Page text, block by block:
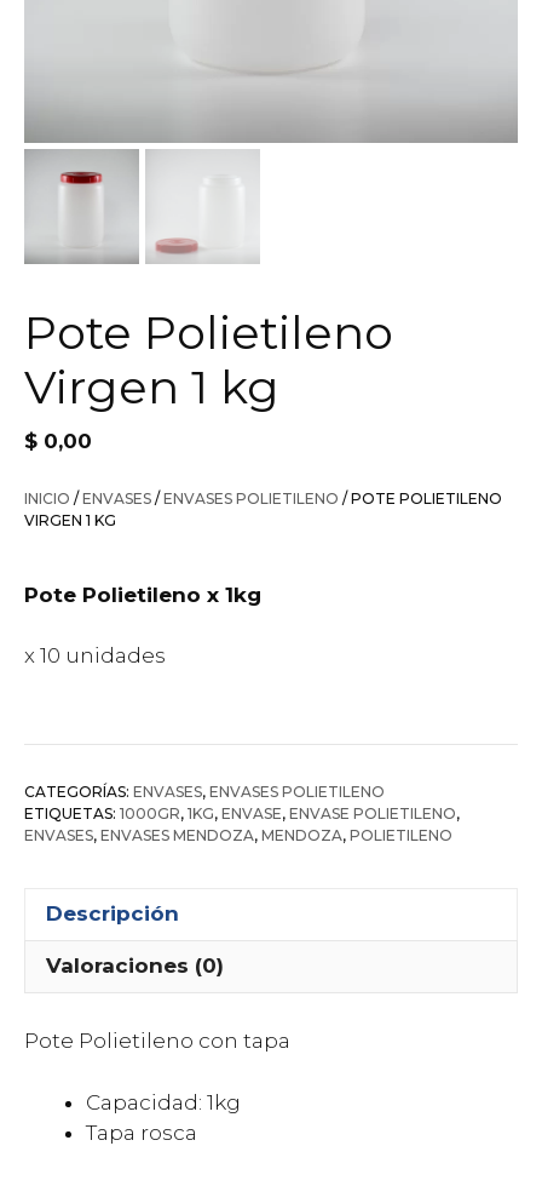
Pote Polietileno
Virgen 1 kg
$ 0,00
INICIO /ENVASES /ENVASES POLIETILENO / POTE POLIETILENO
VIRGEN 1 KG
Pote Polietileno x 1kg
x 10 unidades
CATEGORÍAS: ENVASES, ENVASES POLIETILENO
ETIQUETAS: 1000GR, 1KG, ENVASE, ENVASE POLIETILENO,
ENVASES, ENVASES MENDOZA, MENDOZA, POLIETILENO
Descripción
Valoraciones (0)
Pote Polietileno con tapa
Capacidad: 1kg
Tapa rosca